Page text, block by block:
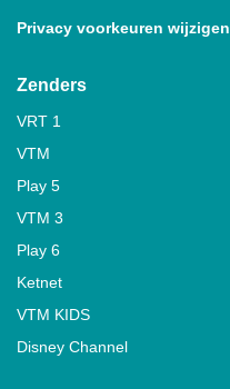
Privacy voorkeuren wijzigen
Zenders
VRT 1
VTM
Play 5
VTM 3
Play 6
Ketnet
VTM KIDS
Disney Channel